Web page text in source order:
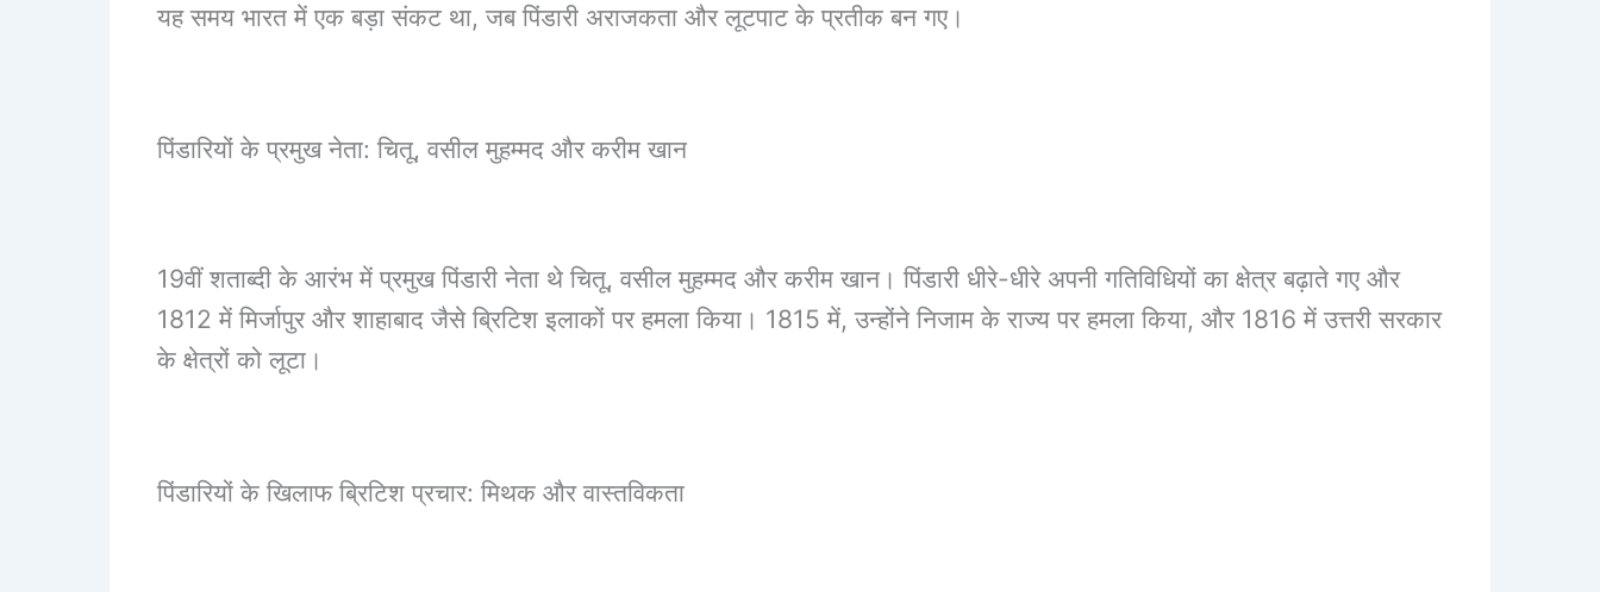
यह समय भारत में एक बड़ा संकट था, जब पिंडारी अराजकता और लूटपाट के प्रतीक बन गए।
पिंडारियों के प्रमुख नेता: चितू, वसील मुहम्मद और करीम खान
19वीं शताब्दी के आरंभ में प्रमुख पिंडारी नेता थे चितू, वसील मुहम्मद और करीम खान। पिंडारी धीरे-धीरे अपनी गतिविधियों का क्षेत्र बढ़ाते गए और
1812 में मिर्जापुर और शाहाबाद जैसे ब्रिटिश इलाकों पर हमला किया। 1815 में, उन्होंने निजाम के राज्य पर हमला किया, और 1816 में उत्तरी सरकार
के क्षेत्रों को लूटा।
पिंडारियों के खिलाफ ब्रिटिश प्रचार: मिथक और वास्तविकता